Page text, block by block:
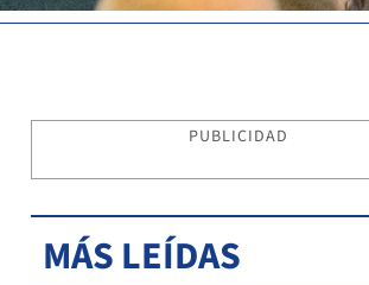
PUBLICIDAD
MÁS LEÍDAS